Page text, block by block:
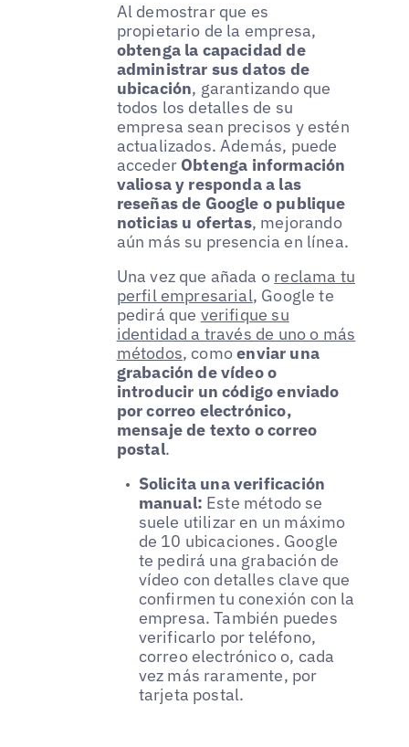
Al demostrar que es
propietario de la empresa,
obtenga la capacidad de
administrar sus datos de
ubicación, garantizando que
todos los detalles de su
empresa sean precisos y estén
actualizados. Además, puede
acceder Obtenga información
valiosa y responda a las
reseñas de Google o publique
noticias u ofertas, mejorando
aún más su presencia en línea.
Una vez que añada o reclama tu
perfil empresarial, Google te
pedirá que verifique su
identidad a través de uno o más
métodos, comoenviar una
grabación de vídeo o
introducir un código enviado
por correo electrónico,
mensaje de texto o correo
postal.
Solicita una verificación
manual: Este método se
suele utilizar en un máximo
de 10 ubicaciones. Google
te pedirá una grabación de
vídeo con detalles clave que
confirmen tu conexión con la
empresa. También puedes
verificarlo por teléfono,
correo electrónico o, cada
vez más raramente, por
tarjeta postal.